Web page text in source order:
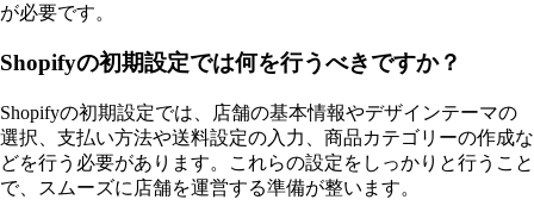
が必要です。
Shopifyの初期設定では何を行うべきですか？
Shopifyの初期設定では、店舗の基本情報やデザインテーマの
選択、支払い方法や送料設定の入力、商品カテゴリーの作成な
どを行う必要があります。これらの設定をしっかりと行うこと
で、スムーズに店舗を運営する準備が整います。